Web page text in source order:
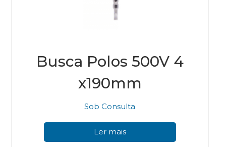
Busca Polos 500V 4
x190mm
Sob Consulta
Ler mais